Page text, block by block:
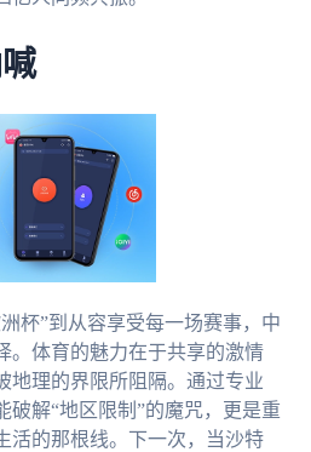
杯”到从容享受每一场赛事，中
。体育的魅力在于共享的激情
地理的界限所阻隔。通过专业
破解“地区限制”的魔咒，更是重
活的那根线。下一次，当沙特